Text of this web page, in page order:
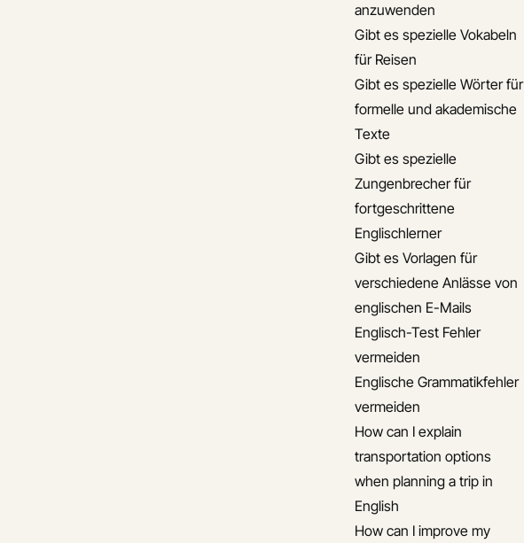
anzuwenden
Gibt es spezielle Vokabeln
für Reisen
Gibt es spezielle Wörter für
formelle und akademische
Texte
Gibt es spezielle
Zungenbrecher für
fortgeschrittene
Englischlerner
Gibt es Vorlagen für
verschiedene Anlässe von
englischen E-Mails
Englisch-Test Fehler
vermeiden
Englische Grammatikfehler
vermeiden
How can I explain
transportation options
when planning a trip in
English
How can I improve my